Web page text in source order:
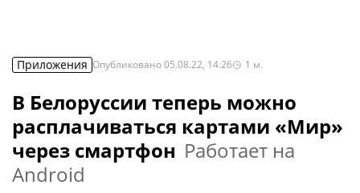
Приложения Опубликовано05.08.22, 14:26 1 м.
В Белоруссии теперь можно
расплачиваться картами «Мир»
через смартфон Работает на
Android